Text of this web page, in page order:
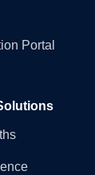
Portal